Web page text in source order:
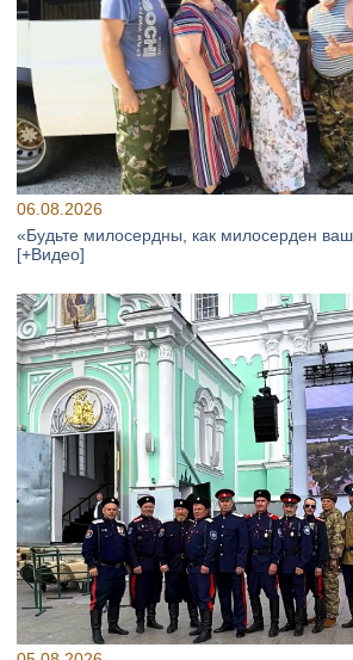
06.08.2026
«Будьте милосердны, как милосерден
[+Видео]